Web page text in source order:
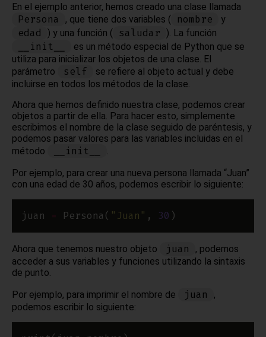
En el ejemplo anterior, hemos creado una clase llamada
Persona , que tiene dos variables ( nombre y
edad ) y una función ( saludar ). La función
__init__
es un método especial de Python que se
utiliza para inicializar los objetos de una clase. El
parámetro
self
se refiere al objeto actual y debe
incluirse en todos los métodos de la clase.
Ahora que hemos definido nuestra clase, podemos crear
objetos a partir de ella. Para hacer esto, simplemente
escribimos el nombre de la clase seguido de paréntesis, y
podemos pasar valores para las variables incluidas en el
método
__init__
Por ejemplo, para crear una nueva persona llamada “Juan”
con una edad de 30 años, podemos escribir lo siguiente:
juan = Persona( "Juan" , 30
Ahora que tenemos nuestro objeto juan
, podemos
acceder a sus variables y funciones utilizando la sintaxis
de punto.
Por ejemplo, para imprimir el nombre de
juan
,
podemos escribir lo siguiente: